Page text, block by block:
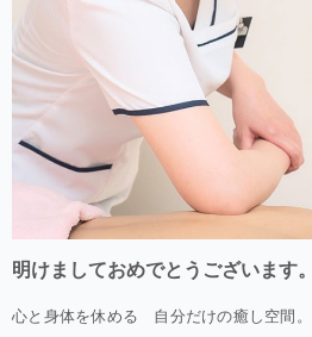
明けましておめでとうございます。
心と身体を休める 自分だけの癒し空間